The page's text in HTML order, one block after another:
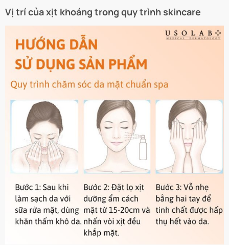
Vị trí của xịt khoáng trong quy trình skincare